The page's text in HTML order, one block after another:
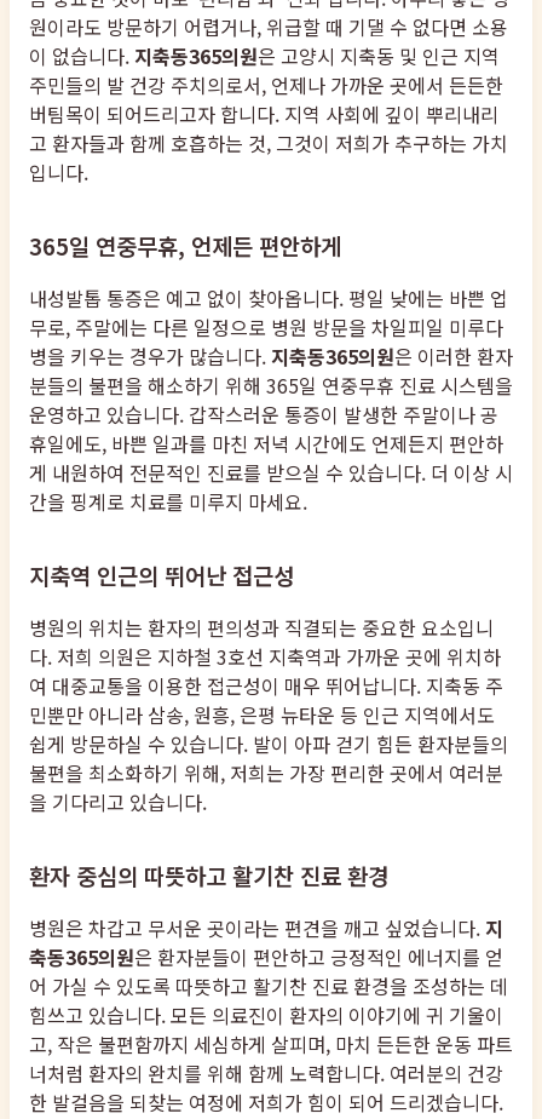
원이라도 방문하기 어렵거나, 위급할 때 기댈 수 없다면 소용
이 없습니다. 지축동365의원은 고양시 지축동 및 인근 지역
주민들의 발 건강 주치의로서, 언제나 가까운 곳에서 든든한
버팀목이 되어드리고자 합니다. 지역 사회에 깊이 뿌리내리
고 환자들과 함께 호흡하는 것, 그것이 저희가 추구하는 가치
입니다.
365일 연중무휴, 언제든 편안하게
내성발톱 통증은 예고 없이 찾아옵니다. 평일 낮에는 바쁜 업
무로, 주말에는 다른 일정으로 병원 방문을 차일피일 미루다
병을 키우는 경우가 많습니다. 지축동365의원은 이러한 환자
분들의 불편을 해소하기 위해 365일 연중무휴 진료 시스템을
운영하고 있습니다. 갑작스러운 통증이 발생한 주말이나 공
휴일에도, 바쁜 일과를 마친 저녁 시간에도 언제든지 편안하
게 내원하여 전문적인 진료를 받으실 수 있습니다. 더 이상 시
간을 핑계로 치료를 미루지 마세요.
지축역 인근의 뛰어난 접근성
병원의 위치는 환자의 편의성과 직결되는 중요한 요소입니
다. 저희 의원은 지하철 3호선 지축역과 가까운 곳에 위치하
여 대중교통을 이용한 접근성이 매우 뛰어납니다. 지축동 주
민뿐만 아니라 삼송, 원흥, 은평 뉴타운 등 인근 지역에서도
쉽게 방문하실 수 있습니다. 발이 아파 걷기 힘든 환자분들의
불편을 최소화하기 위해, 저희는 가장 편리한 곳에서 여러분
을 기다리고 있습니다.
환자 중심의 따뜻하고 활기찬 진료 환경
병원은 차갑고 무서운 곳이라는 편견을 깨고 싶었습니다. 지
축동365의원은 환자분들이 편안하고 긍정적인 에너지를 얻
어 가실 수 있도록 따뜻하고 활기찬 진료 환경을 조성하는 데
힘쓰고 있습니다. 모든 의료진이 환자의 이야기에 귀 기울이
고, 작은 불편함까지 세심하게 살피며, 마치 든든한 운동 파트
너처럼 환자의 완치를 위해 함께 노력합니다. 여러분의 건강
한 발걸음을 되찾는 여정에 저희가 힘이 되어 드리겠습니다.